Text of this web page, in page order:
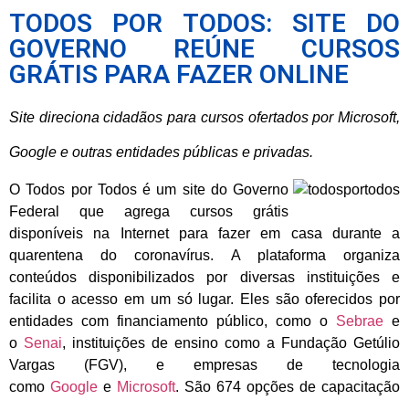
TODOS POR TODOS: SITE DO
GOVERNO REÚNE CURSOS
GRÁTIS PARA FAZER ONLINE
Site direciona cidadãos para cursos ofertados por Microsoft,
Google e outras entidades públicas e privadas.
O Todos por Todos é um site do Governo
Federal que agrega cursos grátis
disponíveis na Internet para fazer em casa durante a
quarentena do coronavírus. A plataforma organiza
conteúdos disponibilizados por diversas instituições e
facilita o acesso em um só lugar. Eles são oferecidos por
entidades com financiamento público, como o Sebrae e
o Senai, instituições de ensino como a Fundação Getúlio
Vargas (FGV), e empresas de tecnologia
como Google e Microsoft. São 674 opções de capacitação